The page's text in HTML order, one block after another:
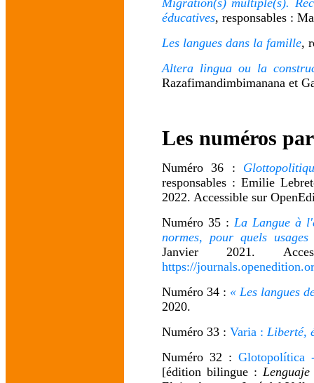
Migration(s) multiple(s).
éducatives, responsables :
Les langues dans la famille,
Altera lingua ou la
Razafimandimbimanana et
Les numéros
Numéro 36 :
responsables : Emilie
2022. Accessible sur
Numéro 35 : La Langue à
normes, pour quels usages
Janvier 2021.
https://
Numéro 34 : « Les langues
2020.
Numéro 33 : Varia : Liberté,
Numéro 32 :
[édition bilingue :